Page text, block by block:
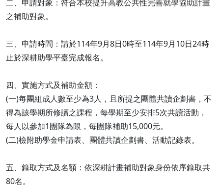
二、申請對象：符合本校提升高教公共性完善就學協助計畫
之補助對象。
三、申請時間：請於114年9月8日0時至114年9月10日24時
止於深耕助學平臺完成報名。
四、實施方式及補助金額：
(一)每團組成人數至少為3人，且所提之團體共讀企劃書，不
得為該學期所修讀之課程，每學期至少安排5次共讀活動，
每人以參加1團隊為限，每團隊補助15,000元。
(二)檢附助學金申請表、團體共讀企劃書、活動記錄表。
五、錄取方式及名額：依深耕計畫補助對象身份依序錄取共
80名。